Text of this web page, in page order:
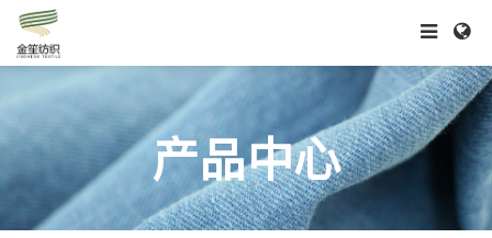
产品中心